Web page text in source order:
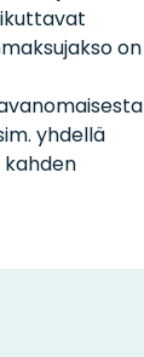
on
yhdellä